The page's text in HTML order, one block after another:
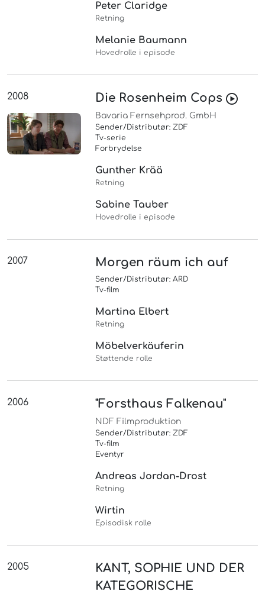
Peter Claridge
Retning
Melanie Baumann
Hovedrolle i episode
2008 Die Rosenheim Cops
Bavaria Fernsehprod. GmbH
Sender/Distributør: ZDF
Tv-serie
Forbrydelse
Gunther Krää
Retning
Sabine Tauber
Hovedrolle i episode
2007 Morgen räum ich auf
Sender/Distributør: ARD
Tv-film
Martina Elbert
Retning
Möbelverkäuferin
Støttende rolle
2006 "Forsthaus Falkenau"
NDF Filmproduktion
Sender/Distributør: ZDF
Tv-film
Eventyr
Andreas Jordan-Drost
Retning
Wirtin
Episodisk rolle
2005
KANT, SOPHIE UND DER
KATEGORISCHE